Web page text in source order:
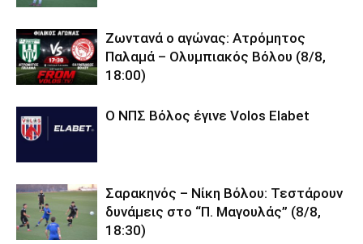
Ζωντανά ο αγώνας: Ατρόμητος
Παλαμά – Ολυμπιακός Βόλου (8/8,
18:00)
O ΝΠΣ Βόλος έγινε Volos Elabet
Σαρακηνός – Νίκη Βόλου: Τεστάρουν
δυνάμεις στο “Π. Μαγουλάς” (8/8,
18:30)